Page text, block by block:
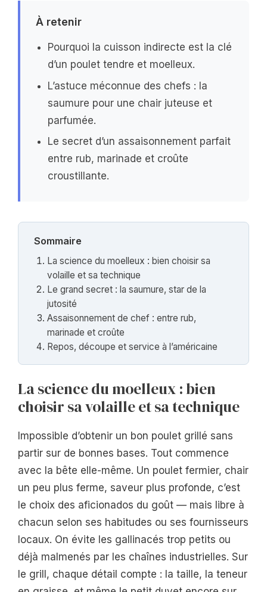
À retenir
Pourquoi la cuisson indirecte est la clé
d’un poulet tendre et moelleux.
L’astuce méconnue des chefs : la
saumure pour une chair juteuse et
parfumée.
Le secret d’un assaisonnement parfait
entre rub, marinade et croûte
croustillante.
Sommaire
La science du moelleux : bien choisir sa
volaille et sa technique
Le grand secret : la saumure, star de la
jutosité
Assaisonnement de chef : entre rub,
marinade et croûte
Repos, découpe et service à l’américaine
La science du moelleux : bien
choisir sa volaille et sa technique
Impossible d’obtenir un bon poulet grillé sans
partir sur de bonnes bases. Tout commence
avec la bête elle-même. Un poulet fermier, chair
un peu plus ferme, saveur plus profonde, c’est
le choix des aficionados du goût — mais libre à
chacun selon ses habitudes ou ses fournisseurs
locaux. On évite les gallinacés trop petits ou
déjà malmenés par les chaînes industrielles. Sur
le grill, chaque détail compte : la taille, la teneur